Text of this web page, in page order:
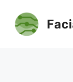
contenido